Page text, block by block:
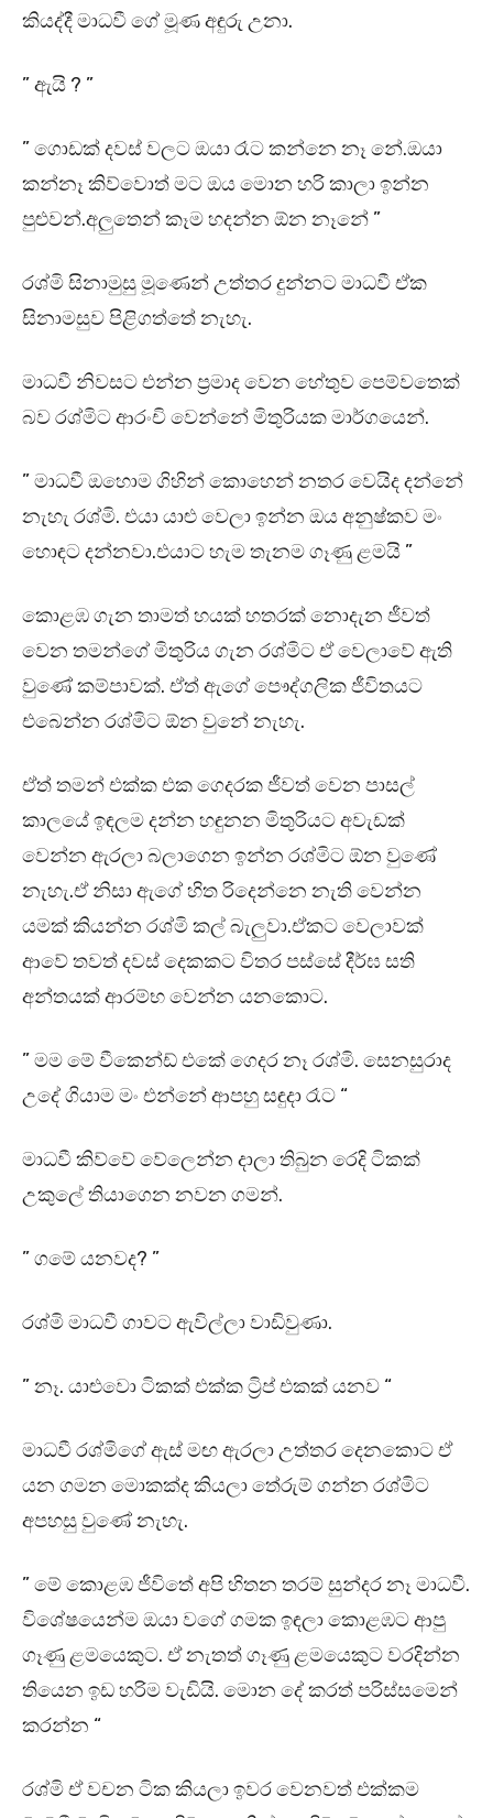
කියද්දී මාධවී ගේ මූණ අඳුරු උනා.
” ඇයි ? ”
” ගොඩක් දවස් වලට ඔයා රෑට කන්නෙ නෑ නේ.ඔයා
කන්නෑ කිව්වොත් මට ඔය මොන හරි කාලා ඉන්න
පුළුවන්.අලුතෙන් කෑම හදන්න ඕන නෑනේ ”
රශ්මි සිනාමුසු මූණෙන් උත්තර දුන්නට මාධවී ඒක
සිනාමසුව පිළිගත්තේ නැහැ.
මාධවී නිවසට එන්න ප්‍රමාද වෙන හේතුව පෙම්වතෙක්
බව රශ්මිට ආරංචි වෙන්නේ මිතුරියක මාර්ගයෙන්.
” මාධවී ඔහොම ගිහින් කොහෙන් නතර වෙයිද දන්නේ
නැහැ රශ්මි. එයා යාළු වෙලා ඉන්න ඔය අනුෂ්කව මං
හොඳට දන්නවා.එයාට හැම තැනම ගෑණු ළමයි ”
කොළඹ ගැන තාමත් හයක් හතරක් නොදැන ජීවත්
වෙන තමන්ගේ මිතුරිය ගැන රශ්මිට ඒ වෙලාවේ ඇති
වුණේ කම්පාවක්. ඒත් ඇගේ පෞද්ගලික ජීවිතයට
එබෙන්න රශ්මිට ඕන වුනේ නැහැ.
ඒත් තමන් එක්ක එක ගෙදරක ජීවත් වෙන පාසල්
කාලයේ ඉඳලම දන්න හඳුනන මිතුරියට අවැඩක්
වෙන්න ඇරලා බලාගෙන ඉන්න රශ්මිට ඕන වුණේ
නැහැ.ඒ නිසා ඇගේ හිත රිදෙන්නෙ නැති වෙන්න
යමක් කියන්න රශ්මි කල් බැලුවා.ඒකට වෙලාවක්
ආවේ තවත් දවස් දෙකකට විතර පස්සේ දීර්ඝ සති
අන්තයක් ආරම්භ වෙන්න යනකොට.
” මම මේ වීකෙන්ඩ් එකේ ගෙදර නෑ රශ්මි. සෙනසුරාද
උදේ ගියාම මං එන්නේ ආපහු සඳුදා රෑට “
මාධවී කිව්වේ වේලෙන්න දාලා තිබුන රෙදි ටිකක්
උකුලේ තියාගෙන නවන ගමන්.
” ගමේ යනවද? ”
රශ්මි මාධවී ගාවට ඇවිල්ලා වාඩිවුණා.
” නෑ. යාළුවො ටිකක් එක්ක ට්‍රිප් එකක් යනව “
මාධවී රශ්මිගේ ඇස් මඟ ඇරලා උත්තර දෙනකොට ඒ
යන ගමන මොකක්ද කියලා තේරුම් ගන්න රශ්මිට
අපහසු වුණේ නැහැ.
” මේ කොළඹ ජීවිතේ අපි හිතන තරම් සුන්දර නෑ මාධවී.
විශේෂයෙන්ම ඔයා වගේ ගමක ඉඳලා කොළඹට ආපු
ගෑණු ළමයෙකුට. ඒ නැතත් ගෑණු ළමයෙකුට වරදින්න
තියෙන ඉඩ හරිම වැඩියි. මොන දේ කරත් පරිස්සමෙන්
කරන්න “
රශ්මි ඒ වචන ටික කියලා ඉවර වෙනවත් එක්කම